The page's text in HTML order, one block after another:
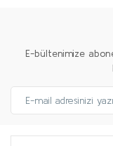
E-bültenimize